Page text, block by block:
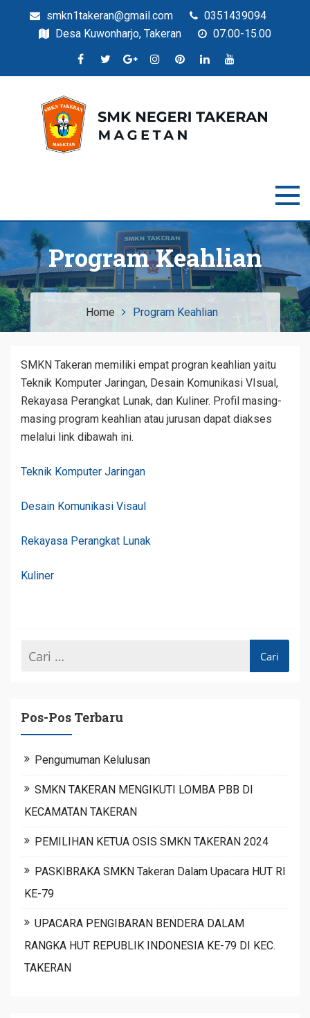
smkn1takeran@gmail.com
0351439094
Desa Kuwonharjo, Takeran
07.00-15.00
Situs Resmi SMKN Takeran
Program Keahlian
Home Program Keahlian
SMKN Takeran memiliki empat progran keahlian yaitu
Teknik Komputer Jaringan, Desain Komunikasi VIsual,
Rekayasa Perangkat Lunak, dan Kuliner. Profil masing-
masing program keahlian atau jurusan dapat diakses
melalui link dibawah ini.
Teknik Komputer Jaringan
Desain Komunikasi Visaul
Rekayasa Perangkat Lunak
Kuliner
Pos-Pos Terbaru
Pengumuman Kelulusan
SMKN TAKERAN MENGIKUTI LOMBA PBB DI
KECAMATAN TAKERAN
PEMILIHAN KETUA OSIS SMKN TAKERAN 2024
PASKIBRAKA SMKN Takeran Dalam Upacara HUT RI
KE-79
UPACARA PENGIBARAN BENDERA DALAM
RANGKA HUT REPUBLIK INDONESIA KE-79 DI KEC.
TAKERAN